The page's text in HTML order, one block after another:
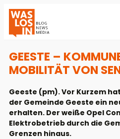
GEESTE –
MOBILITÄT VON
Geeste (pm). Vor Kurzem
der Gemeinde Geeste ein
erhalten. Der weiße Opel
Elektrobetrieb durch die
Grenzen hinaus.